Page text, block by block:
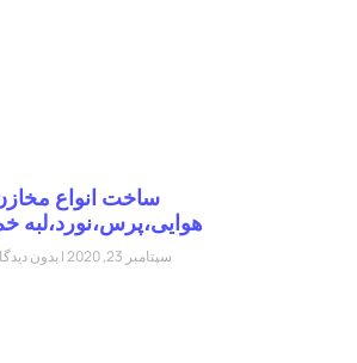
ساخت انواع مخازن
هوایی،پرس،نورد،لبه خم
سپتامبر 23, 2020 بدون دیدگاه